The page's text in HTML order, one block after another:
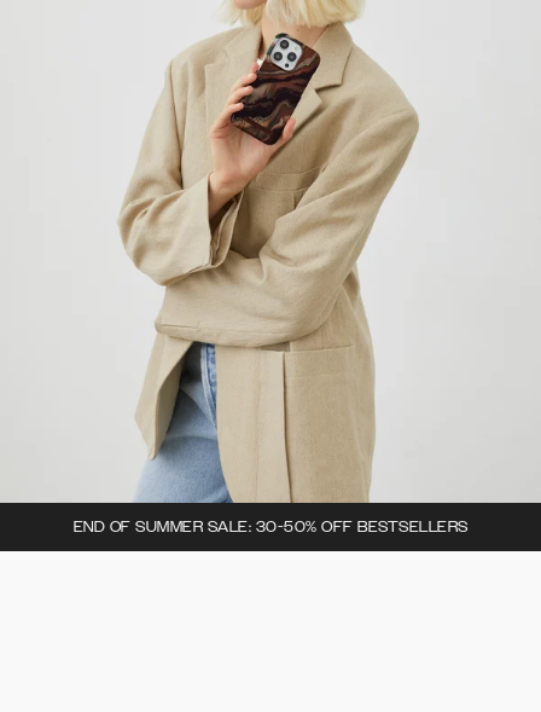
END OF SUMMER SALE: 30-50% OFF BESTSELLERS